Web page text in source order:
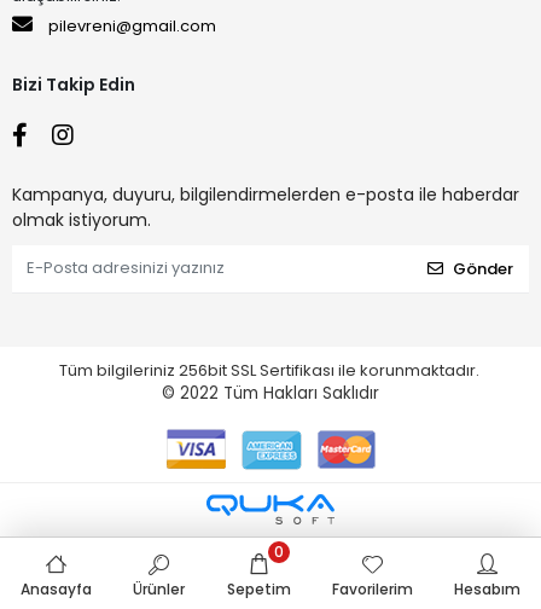
pilevreni@gmail.com
Bizi Takip Edin
Kampanya, duyuru, bilgilendirmelerden e-posta ile haberdar
olmak istiyorum.
Gönder
Tüm bilgileriniz 256bit SSL Sertifikası ile korunmaktadır.
© 2022 Tüm Hakları Saklıdır
Anasayfa Ürünler Sepetim
0
Favorilerim
Hesabım